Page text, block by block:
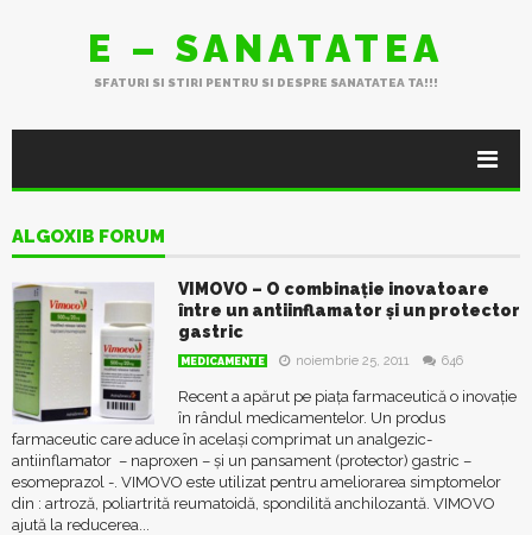
E – SANATATEA
SFATURI SI STIRI PENTRU SI DESPRE SANATATEA TA!!!
ALGOXIB FORUM
VIMOVO – O combinație inovatoare
între un antiinflamator și un protector
gastric
MEDICAMENTE noiembrie 25, 2011 646
Recent a apărut pe piața farmaceutică o inovație
în rândul medicamentelor. Un produs
farmaceutic care aduce în același comprimat un analgezic-
antiinflamator – naproxen – și un pansament (protector) gastric –
esomeprazol -. VIMOVO este utilizat pentru ameliorarea simptomelor
din : artroză, poliartrită reumatoidă, spondilită anchilozantă. VIMOVO
ajută la reducerea...